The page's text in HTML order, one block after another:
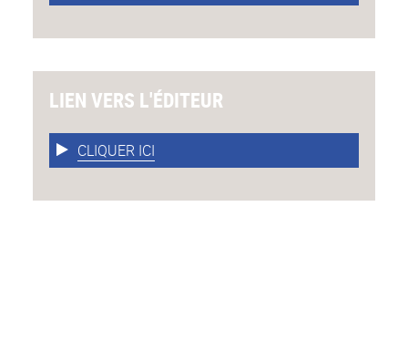
LIEN VERS L'ÉDITEUR
CLIQUER ICI